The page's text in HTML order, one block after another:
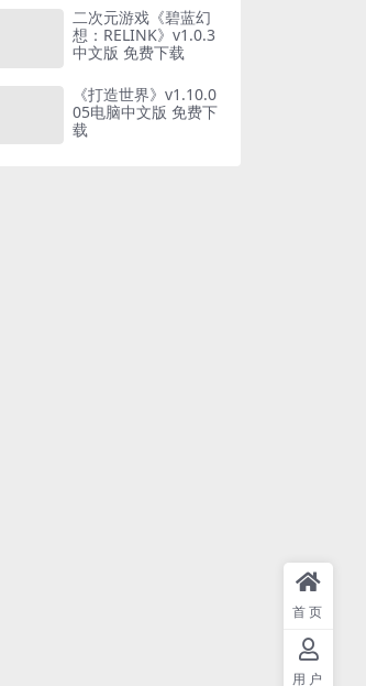
二次元游戏《碧蓝幻
想：RELINK》v1.0.3
中文版 免费下载
《打造世界》v1.10.0
05电脑中文版 免费下
载
首页
用户